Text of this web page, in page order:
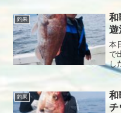
伸
鯛
く
間
頂
し
釣果
和
遊
本
で
し
ポ
釣果
和
チ